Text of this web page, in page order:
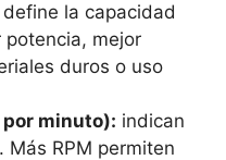
define la capacidad
mejor
duros o uso
por minuto): indican
RPM permiten